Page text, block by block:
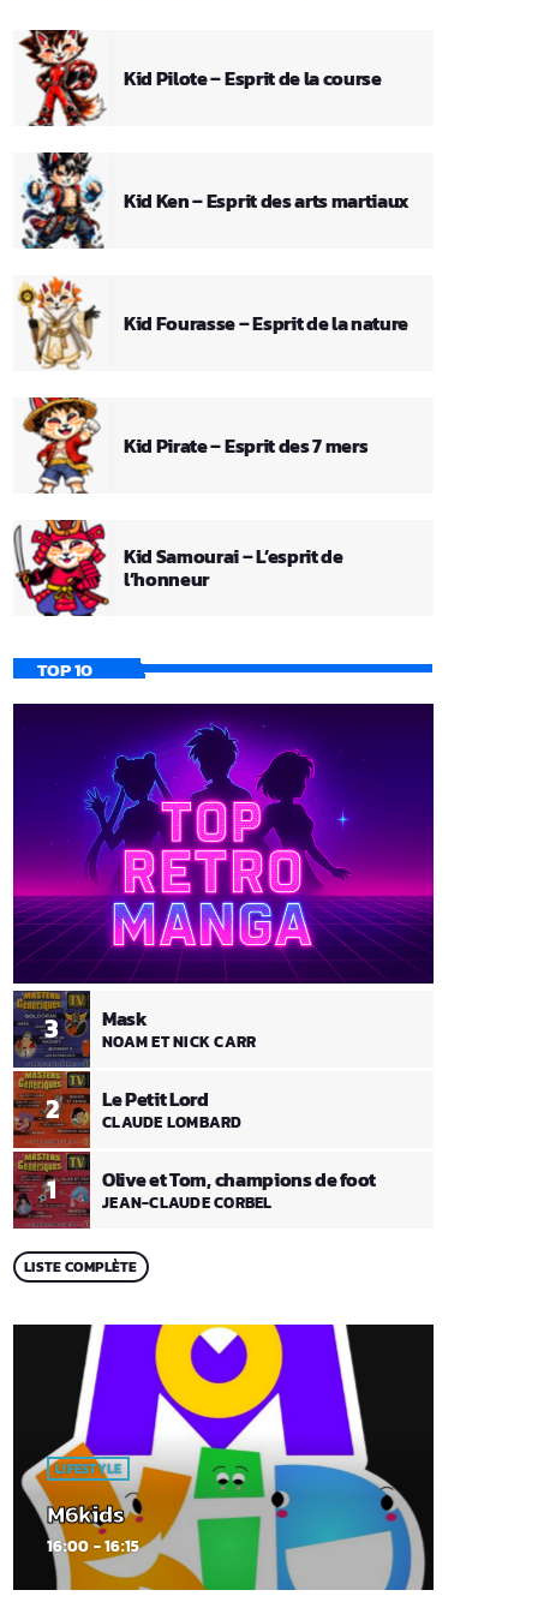
Kid Pilote – Esprit de la course
Kid Ken – Esprit des arts martiaux
Kid Fourasse – Esprit de la nature
Kid Pirate – Esprit des 7 mers
Kid Samourai – L’esprit de
l’honneur
TOP 10
1 Olive et Tom, champions de foot
JEAN-CLAUDE CORBEL
2 Le Petit Lord
CLAUDE LOMBARD
3 Mask
NOAM ET NICK CARR
LISTE COMPLÈTE
LIFESTYLE
M6kids
16:00 - 16:15